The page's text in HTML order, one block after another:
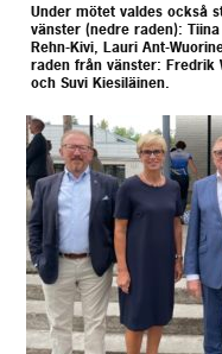
Under mötet valdes också
vänster (nedre raden):
Rehn-Kivi, Lauri Ant-
raden från vänster: Fredrik
och Suvi Kiesiläinen.